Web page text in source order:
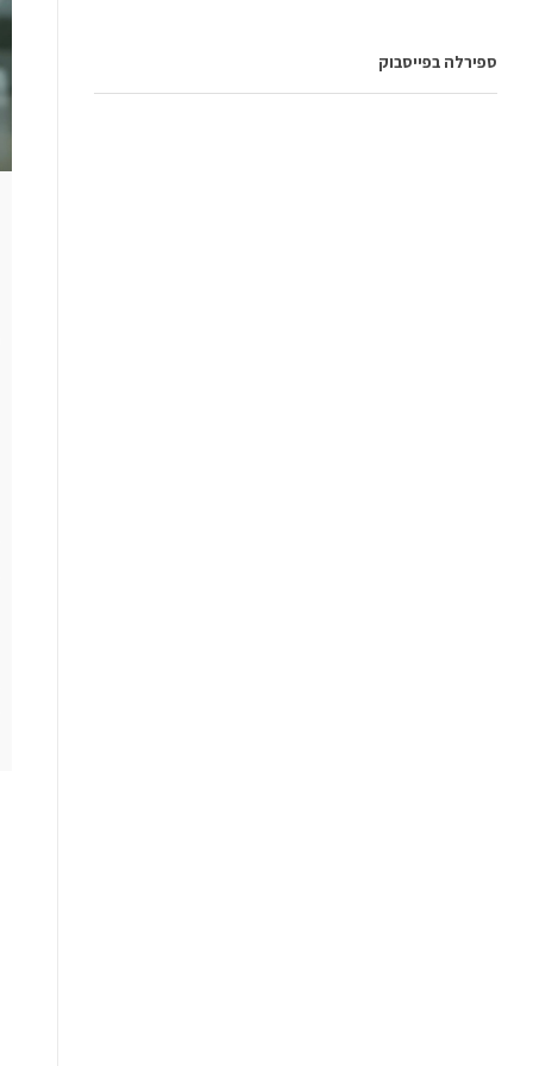
ספירלה בפייסבוק